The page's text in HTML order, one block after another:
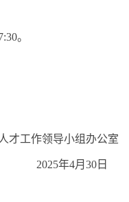
。
才工作领导小组办公室
2025年4月 30 日